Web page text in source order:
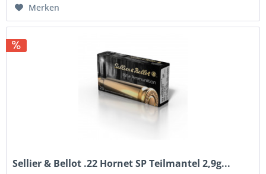
Merken
Sellier & Bellot .22 Hornet SP Teilmantel 2,9g...